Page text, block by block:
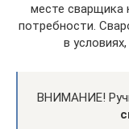
месте сварщика
потребности.
в
ВНИМАНИЕ!